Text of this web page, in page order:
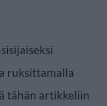
ruksittamalla
tähän artikkeliin